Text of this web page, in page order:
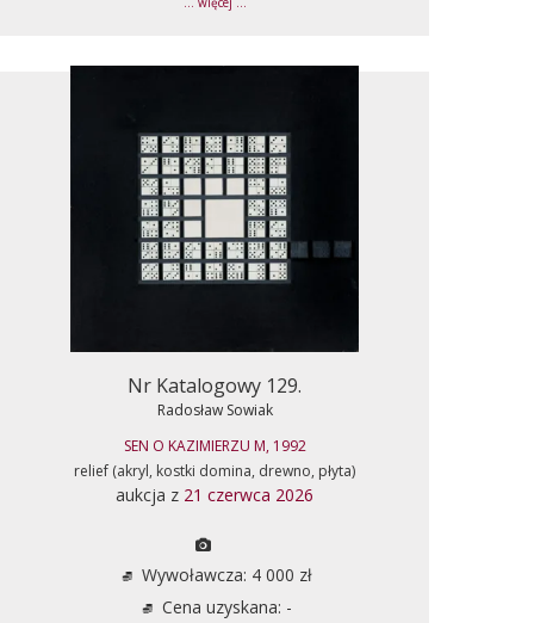
Nr Katalogowy 129.
Radosław Sowiak
SEN O KAZIMIERZU M, 1992
relief (akryl, kostki domina, drewno, płyta)
aukcja z 21 czerwca 2026
Wywoławcza: 4 000 zł
Cena uzyskana: -